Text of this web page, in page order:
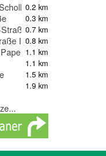
Gymnasium
0.2 km
0.3 km
0.7 km
I 0.8 km
1.1 km
1.1 km
1.5 km
1.9 km